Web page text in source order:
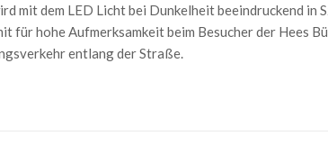
mit dem LED Licht bei Dunkelheit beeindruckend in
für hohe Aufmerksamkeit beim Besucher der Hees
entlang der Straße.